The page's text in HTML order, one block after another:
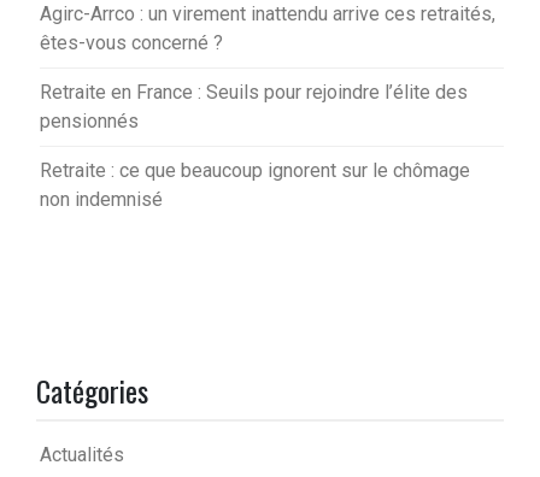
Agirc-Arrco : un virement inattendu arrive ces retraités,
êtes-vous concerné ?
Retraite en France : Seuils pour rejoindre l’élite des
pensionnés
Retraite : ce que beaucoup ignorent sur le chômage
non indemnisé
Catégories
Actualités